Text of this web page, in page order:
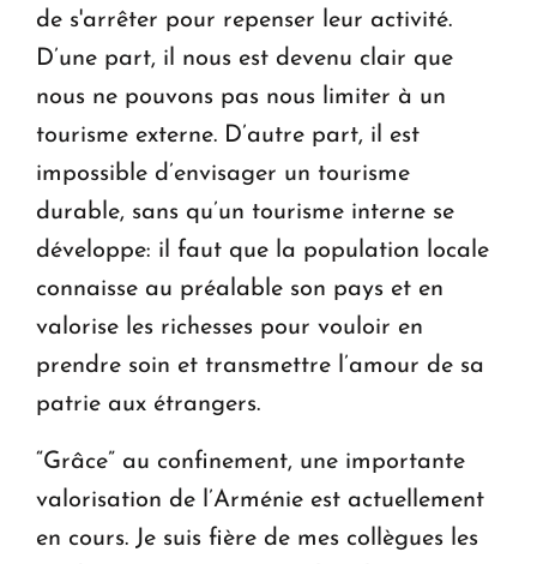
de s'arrêter pour repenser leur activité.
D’une part, il nous est devenu clair que
nous ne pouvons pas nous limiter à un
tourisme externe. D’autre part, il est
impossible d’envisager un tourisme
durable, sans qu’un tourisme interne se
développe: il faut que la population locale
connaisse au préalable son pays et en
valorise les richesses pour vouloir en
prendre soin et transmettre l’amour de sa
patrie aux étrangers.
“Grâce” au confinement, une importante
valorisation de l’Arménie est actuellement
en cours. Je suis fière de mes collègues les